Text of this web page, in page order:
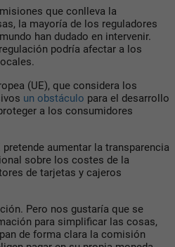
que conlleva la
la mayoría de los reguladores
han dudado en intervenir.
podría afectar a los
(UE), que considera los
un obstáculo para el desarrollo
a los consumidores
pretende aumentar la transparencia
sobre los costes de la
de tarjetas y cajeros
Pero nos gustaría que se
para simplificar las cosas,
de forma clara la comisión